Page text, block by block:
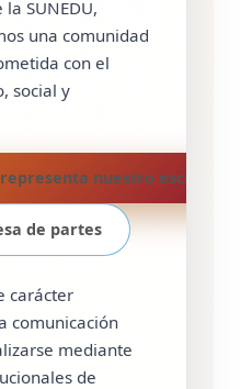
la SUNEDU,
una comunidad
con el
social y
nuestro escudo →
de partes
carácter
comunicación
mediante
de